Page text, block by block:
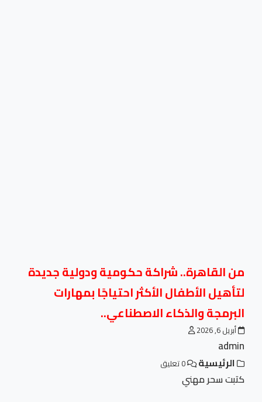
من القاهرة.. شراكة حكومية ودولية جديدة
لتأهيل الأطفال الأكثر احتياجًا بمهارات
البرمجة والذكاء الاصطناعي..
أبريل 6, 2026
admin
الرئيسية
كتبت سحر مهني